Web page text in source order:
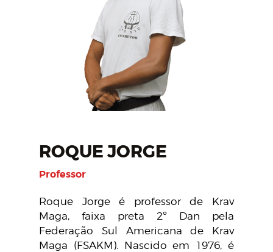
ROQUE JORGE
Professor
Roque Jorge é professor de Krav
Maga, faixa preta 2º Dan pela
Federação Sul Americana de Krav
Maga (FSAKM). Nascido em 1976, é